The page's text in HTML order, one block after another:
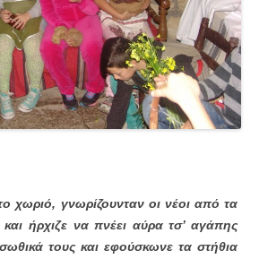
χωριό, γνωρίζουνταν οι νέοι από τα
ήρχιζε να πνέει αύρα τσ’ αγάπης
τους και εφούσκωνε τα στήθια